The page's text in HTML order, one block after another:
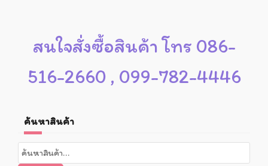
สนใจสั่งซื้อสินค้า โทร 086-
516-2660 , 099-782-4446
ค้นหาสินค้า
ค้นหา: